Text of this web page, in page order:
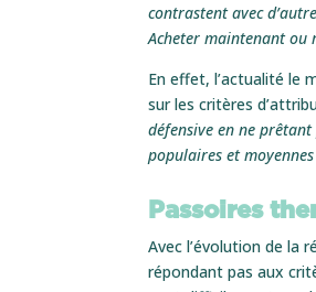
contrastent avec
Acheter maintenant
En effet, l’actualité le
sur les critères
défensive en ne
populaires et
Passoires
Avec l’évolution de la
répondant pas aux